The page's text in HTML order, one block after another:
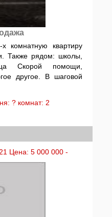
комнатную квартиру
Также рядом: школы,
Скорой помощи,
другое. В шаговой
? комнат: 2
Цена: 5 000 000 -